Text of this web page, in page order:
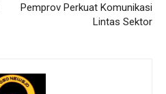
Pemprov Perkuat Komunikasi
Lintas Sektor